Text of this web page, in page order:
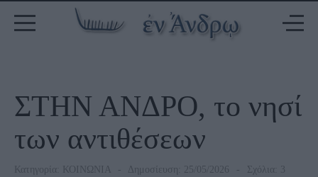
ΣΤΗΝ ΑΝΔΡΟ, το νησί
των αντιθέσεων
Κατηγορία: ΚΟΙΝΩΝΙΑ Δημοσίευση: 25/05/2026 Σχόλια: 3